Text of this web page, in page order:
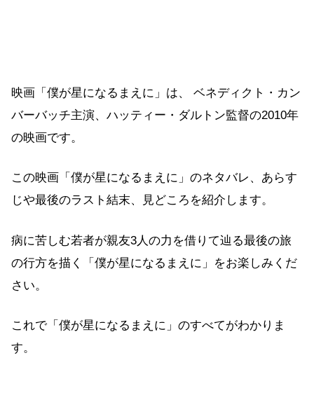
映画「僕が星になるまえに」は、 ベネディクト・カン
バーバッチ主演、ハッティー・ダルトン監督の2010年
の映画です。
この映画「僕が星になるまえに」のネタバレ、あらす
じや最後のラスト結末、見どころを紹介します。
病に苦しむ若者が親友3人の力を借りて辿る最後の旅
の行方を描く「僕が星になるまえに」をお楽しみくだ
さい。
これで「僕が星になるまえに」のすべてがわかりま
す。